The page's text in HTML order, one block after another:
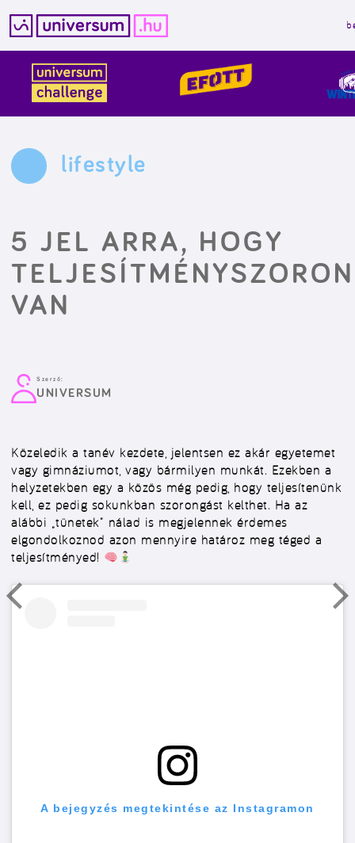
tartalomba
lifestyle
5 JEL ARRA, HOGY
VAN
Szerző:
UNIVERSUM
Közeledik a tanév kezdete, jelentsen ez akár egyetemet
vagy gimnáziumot, vagy bármilyen munkát. Ezekben a
helyzetekben egy a közös még pedig, hogy teljesítenünk
kell, ez pedig sokunkban szorongást kelthet. Ha az
alábbi „tünetek” nálad is megjelennek érdemes
elgondolkoznod azon mennyire határoz meg téged a
teljesítményed!
A bejegyzés megtekintése az Instagramon